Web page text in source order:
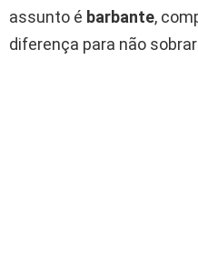
assunto é barbante,
diferença para não